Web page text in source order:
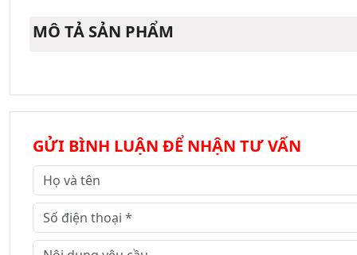
MÔ TẢ SẢN PHẨM
GỬI BÌNH LUẬN ĐỂ NHẬN TƯ VẤN